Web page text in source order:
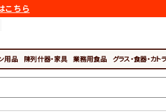
こちら
用品 陳列什器・家具 業務用食品 グラス・食器・カト